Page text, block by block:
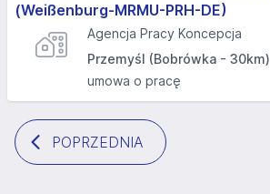
(Weißenburg-MRMU-PRH-DE)
Agencja Pracy Koncepcja
Przemyśl (Bobrówka - 30km)
umowa o pracę
POPRZEDNIA